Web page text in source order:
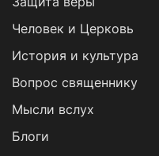
Человек и Церковь
История и культура
Вопрос священнику
Мысли вслух
Блоги